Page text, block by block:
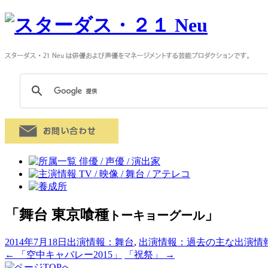
「舞台 東京喰種 トーキョーグール」
2014年7月18日 出演情報：舞台, 出演情報：過去の主な出演情
投
← 「空中キャバレー2015」 「祝祭」 →